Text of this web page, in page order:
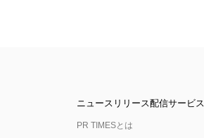
ニュースリリース配信サービス
PR TIMESとは